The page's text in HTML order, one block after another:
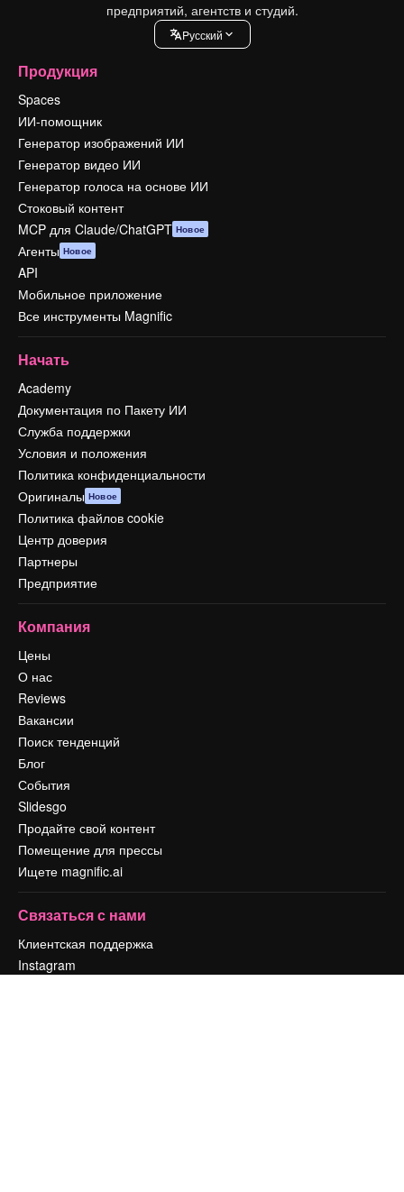
предприятий, агентств и студий.
Pусский
Продукция
Spaces
ИИ-помощник
Генератор изображений ИИ
Генератор видео ИИ
Генератор голоса на основе ИИ
Стоковый контент
MCP для Claude/ChatGPT Новое
Агенты Новое
API
Мобильное приложение
Все инструменты Magnific
Начать
Academy
Документация по Пакету ИИ
Служба поддержки
Условия и положения
Политика конфиденциальности
Оригиналы Новое
Политика файлов cookie
Центр доверия
Партнеры
Предприятие
Компания
Цены
О нас
Reviews
Вакансии
Поиск тенденций
Блог
События
Slidesgo
Продайте свой контент
Помещение для прессы
Ищете magnific.ai
Связаться с нами
Клиентская поддержка
Instagram